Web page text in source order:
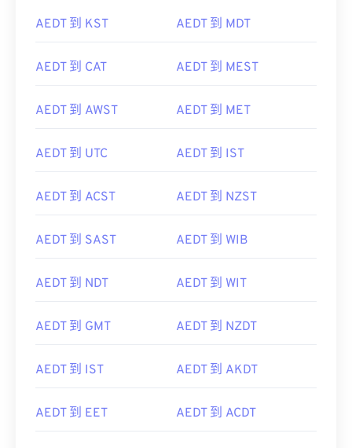
AEDT 到 KST AEDT 到 MDT
AEDT 到 CAT AEDT 到 MEST
AEDT 到 AWST AEDT 到 MET
AEDT 到 UTC AEDT 到 IST
AEDT 到 ACST AEDT 到 NZST
AEDT 到 SAST AEDT 到 WIB
AEDT 到 NDT AEDT 到 WIT
AEDT 到 GMT AEDT 到 NZDT
AEDT 到 IST AEDT 到 AKDT
AEDT 到 EET AEDT 到 ACDT